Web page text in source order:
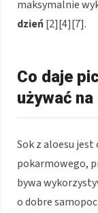
maksymalnie
dzień[2][4][7].
Co daje
używać
Sok z aloesu jest
pokarmowego,
bywa
o dobre